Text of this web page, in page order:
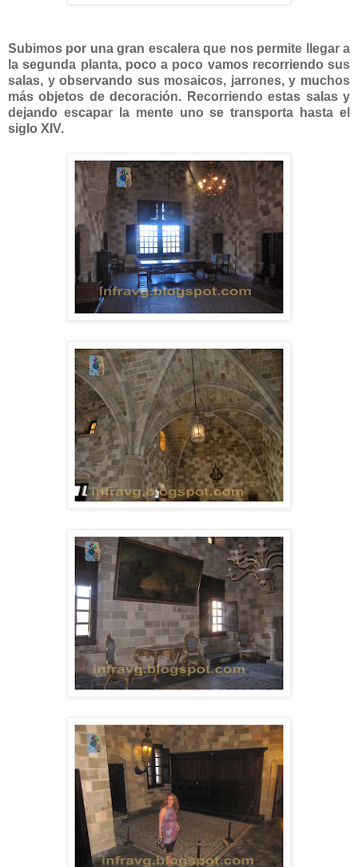
Subimos por una gran escalera que nos permite llegar a
la segunda planta, poco a poco vamos recorriendo sus
salas, y observando sus mosaicos, jarrones, y muchos
más objetos de decoración. Recorriendo estas salas y
dejando escapar la mente uno se transporta hasta el
siglo XIV.